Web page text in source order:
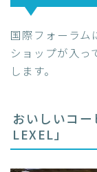
国際フォーラム
ショップが入っ
します。
おいしいコ
LEXEL」